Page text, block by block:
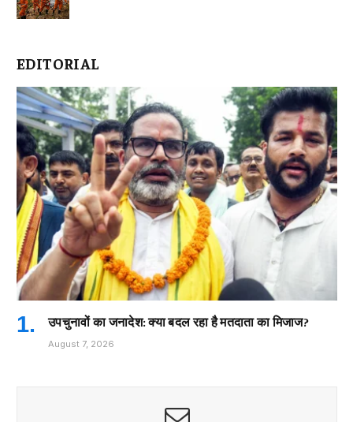
EDITORIAL
उपचुनावों का जनादेश: क्या बदल रहा है मतदाता का मिजाज?
August 7, 2026